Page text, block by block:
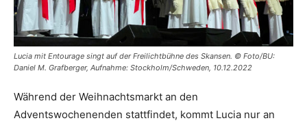
Lucia mit Entourage singt auf der Freilichtbühne des Skansen. © Foto/BU:
Daniel M. Grafberger, Aufnahme: Stockholm/Schweden, 10.12.2022
Während der Weihnachtsmarkt an den
Adventswochenenden stattfindet, kommt Lucia nur an